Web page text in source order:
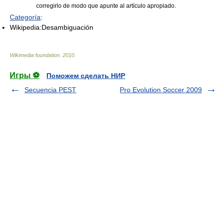
corregirlo de modo que apunte al artículo apropiado.
Categoría:
Wikipedia:Desambiguación
Wikimedia foundation 2010
Игры ⚽
Поможем сделать НИР
Secuencia PEST
Pro Evolution Soccer 2009